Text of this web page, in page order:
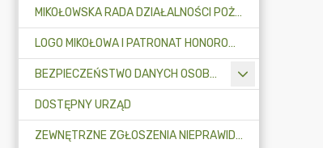
MIKOŁOWSKA RADA DZIAŁALNOŚCI POŻYTKU PUBLICZNEGO
LOGO MIKOŁOWA I PATRONAT HONOROWY BURMISTRZA MIKOŁOWA
BEZPIECZEŃSTWO DANYCH OSOBOWYCH
DOSTĘPNY URZĄD
ZEWNĘTRZNE ZGŁOSZENIA NIEPRAWIDŁOWOŚCI